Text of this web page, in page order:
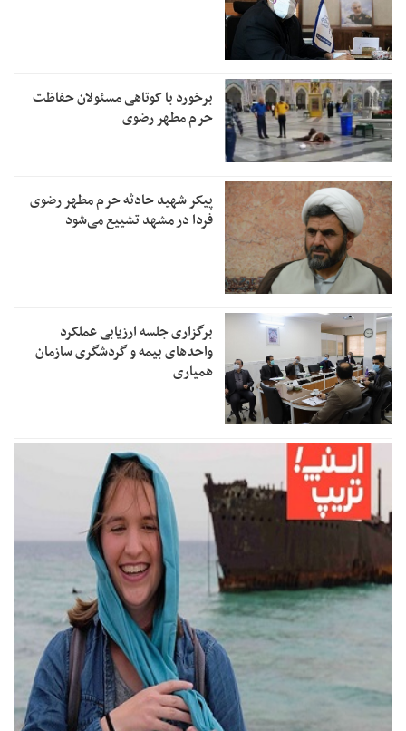
برخورد با کوتاهی مسئولان حفاظت
حرم مطهر رضوی
پیکر شهید حادثه حرم مطهر رضوی
فردا در مشهد تشییع می‌شود
برگزاری جلسه ارزیابی عملکرد
واحدهای بیمه و گردشگری سازمان
همیاری